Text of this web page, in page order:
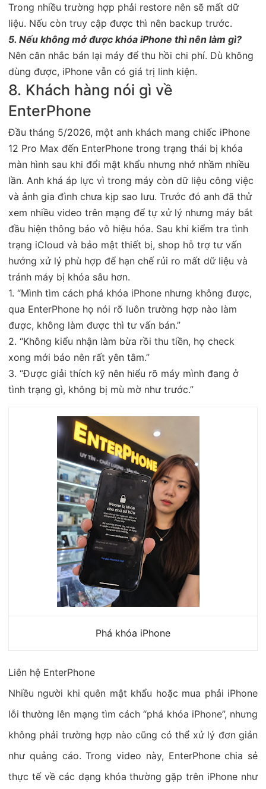
Trong nhiều trường hợp phải restore nên sẽ mất dữ
liệu. Nếu còn truy cập được thì nên backup trước.
5. Nếu không mở được khóa iPhone thì nên làm gì?
Nên cân nhắc bán lại máy để thu hồi chi phí. Dù không
dùng được, iPhone vẫn có giá trị linh kiện.
8. Khách hàng nói gì về
EnterPhone
Đầu tháng 5/2026, một anh khách mang chiếc iPhone
12 Pro Max đến EnterPhone trong trạng thái bị khóa
màn hình sau khi đổi mật khẩu nhưng nhớ nhầm nhiều
lần. Anh khá áp lực vì trong máy còn dữ liệu công việc
và ảnh gia đình chưa kịp sao lưu. Trước đó anh đã thử
xem nhiều video trên mạng để tự xử lý nhưng máy bắt
đầu hiện thông báo vô hiệu hóa. Sau khi kiểm tra tình
trạng iCloud và bảo mật thiết bị, shop hỗ trợ tư vấn
hướng xử lý phù hợp để hạn chế rủi ro mất dữ liệu và
tránh máy bị khóa sâu hơn.
1. “Mình tìm cách phá khóa iPhone nhưng không được,
qua EnterPhone họ nói rõ luôn trường hợp nào làm
được, không làm được thì tư vấn bán.”
2. “Không kiểu nhận làm bừa rồi thu tiền, họ check
xong mới báo nên rất yên tâm.”
3. “Được giải thích kỹ nên hiểu rõ máy mình đang ở
tình trạng gì, không bị mù mờ như trước.”
Phá khóa iPhone
Liên hệ EnterPhone
Nhiều người khi quên mật khẩu hoặc mua phải iPhone
lỗi thường lên mạng tìm cách “phá khóa iPhone”, nhưng
không phải trường hợp nào cũng có thể xử lý đơn giản
như quảng cáo. Trong video này, EnterPhone chia sẻ
thực tế về các dạng khóa thường gặp trên iPhone như